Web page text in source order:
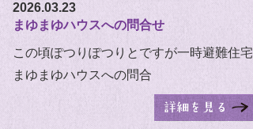
2026.03.23
まゆまゆハウスへの問合せ
この頃ぽつりぽつりとですが一時避難住宅
まゆまゆハウスへの問合